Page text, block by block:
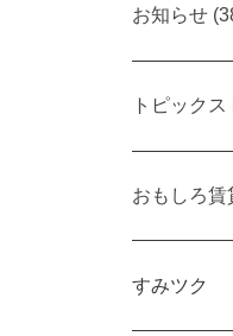
お知らせ
トピックス
おもしろ賃
すみツク